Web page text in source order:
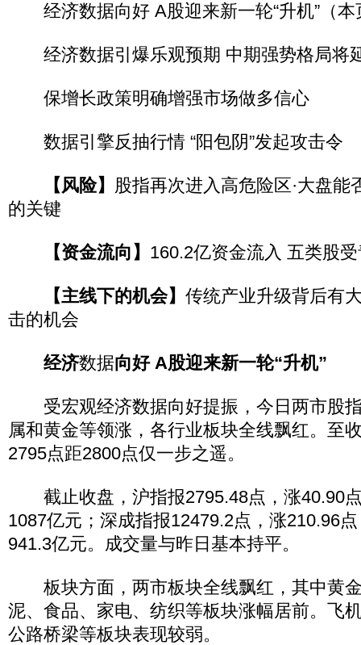
经济数据向好 A股迎来新一轮“升机”（本
经济数据引爆乐观预期 中期强势格局将
保增长政策明确增强市场做多信心
数据引擎反抽行情 “阳包阴”发起攻击令
【风险】 股指再次进入高危险区·大盘能
的关键
【资金流向】 160.2亿资金流入 五类股
【主线下的机会】 传统产业升级背后有
击的机会
经济数据向好 A股迎来新一轮“升机”
受宏观经济数据向好提振，今日两市股
属和黄金等领涨，各行业板块全线飘红。至
2795点距2800点仅一步之遥。
截止收盘，沪指报2795.48点，涨40.90
1087亿元；深成指报12479.2点，涨210.96
941.3亿元。成交量与昨日基本持平。
板块方面，两市板块全线飘红，其中黄
泥、食品、家电、纺织等板块涨幅居前。飞
公路桥梁等板块表现较弱。